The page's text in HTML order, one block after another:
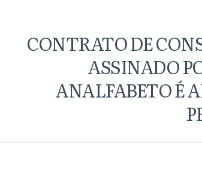
CONTRATO DE
ASSINADO
ANALFABETO É